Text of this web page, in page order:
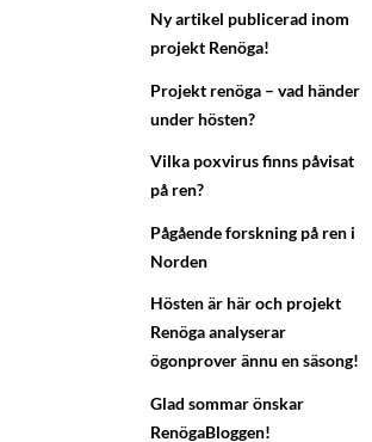
Ny artikel publicerad inom
projekt Renöga!
Projekt renöga – vad händer
under hösten?
Vilka poxvirus finns påvisat
på ren?
Pågående forskning på ren i
Norden
Hösten är här och projekt
Renöga analyserar
ögonprover ännu en säsong!
Glad sommar önskar
RenögaBloggen!